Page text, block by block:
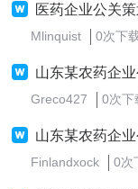
医药企业公关
Mlinquist 0次下
山东某农药企
Greco427 0次下
山东某农药企
Finlandxock 0次